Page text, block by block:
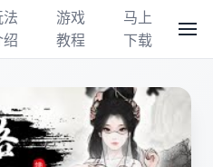
法
绍
游戏
教程
马上
下载